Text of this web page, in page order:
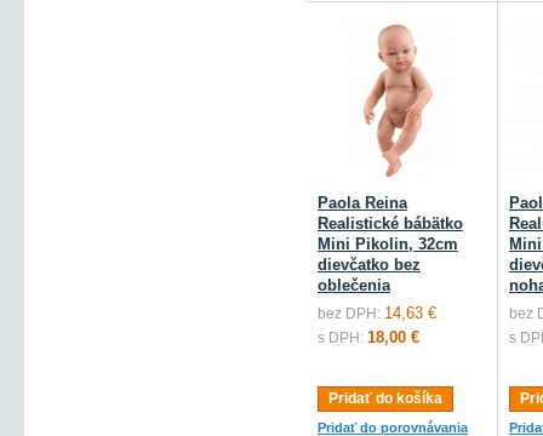
Paola Reina
Realistické bábätko
Mini Pikolin, 32cm
dievčatko bez
oblečenia
bez DPH: 14,63 €
s DPH: 18,00 €
Pridať do košíka
Pridať do porovnávania
bez
s